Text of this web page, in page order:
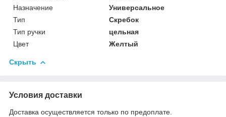
Назначение
Универсальное
Тип
Скребок
Тип ручки
цельная
Цвет
Желтый
Скрыть
Условия доставки
Доставка осуществляется только по предоплате.